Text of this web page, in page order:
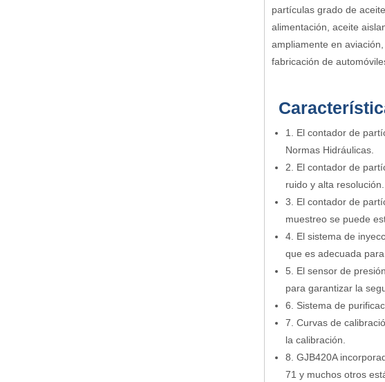
partículas grado de
alimentación, aceite
ampliamente en
fabricación de
1. El contador de
Normas Hidráulicas.
2. El contador de
ruido y alta resolución.
3. El contador de
muestreo se puede
4. El sistema de
que es adecuada
5. El sensor de
para garantizar la
6. Sistema de
7. Curvas de
la calibración.
8. GJB420A
71 y muchos otros